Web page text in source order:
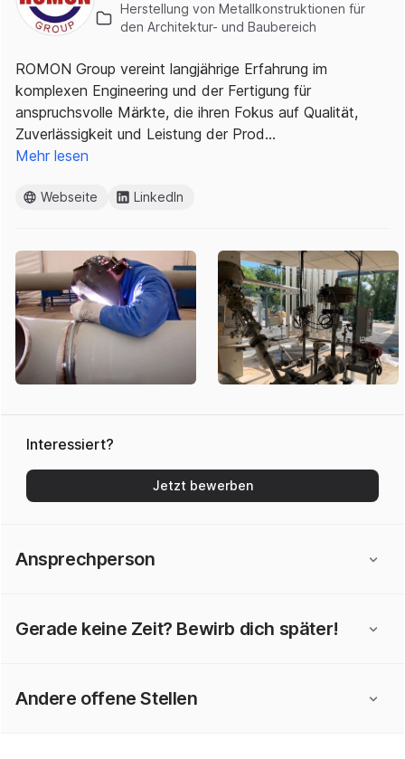
Herstellung von Metallkonstruktionen für
den Architektur- und Baubereich
ROMON Group vereint langjährige Erfahrung im
komplexen Engineering und der Fertigung für
anspruchsvolle Märkte, die ihren Fokus auf Qualität,
Zuverlässigkeit und Leistung der Prod…
Mehr lesen
Webseite LinkedIn
Interessiert?
Jetzt bewerben
Ansprechperson
Gerade keine Zeit? Bewirb dich später!
Andere offene Stellen